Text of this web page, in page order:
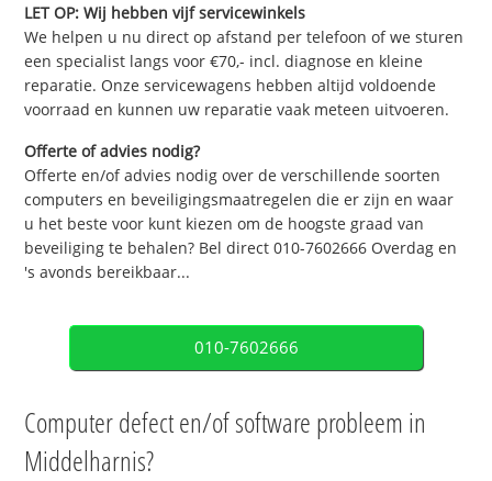
LET OP: Wij hebben vijf servicewinkels
We helpen u nu direct op afstand per telefoon of we sturen
een specialist langs voor €70,- incl. diagnose en kleine
reparatie. Onze servicewagens hebben altijd voldoende
voorraad en kunnen uw reparatie vaak meteen uitvoeren.
Offerte of advies nodig?
Offerte en/of advies nodig over de verschillende soorten
computers en beveiligingsmaatregelen die er zijn en waar
u het beste voor kunt kiezen om de hoogste graad van
beveiliging te behalen? Bel direct 010-7602666 Overdag en
's avonds bereikbaar...
010-7602666
Computer defect en/of software probleem in
Middelharnis?